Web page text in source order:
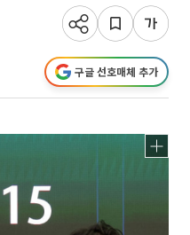
구글 선호매체 추가